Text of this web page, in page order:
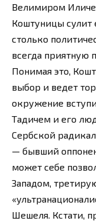
Велимиром
Коштуницы
столько
всегда приятную
Понимая это,
выбор и ведет
окружение
Тадичем и его
Сербской
— бывший
может себе
Западом,
Шешеля. Кстати,